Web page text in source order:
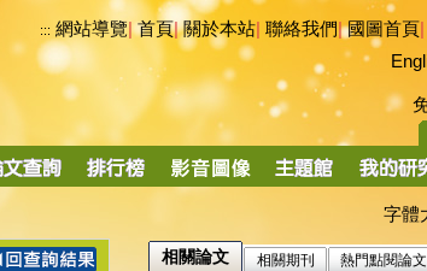
::: 網站導覽|首頁|關於本站 聯絡我們|國圖首頁
字體
相關論文 相關期刊 熱門點閱論文